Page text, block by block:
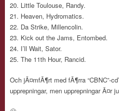
Little Toulouse, Randy.
Heaven, Hydromatics.
Da Strike, Millencolin.
Kick out the Jams, Entombed.
I’ll Wait, Sator.
The 11th Hour, Rancid.
Och jÃ¤mfÃ¶rt med fÃ¶rra “CBNC”-
upprepningar, men upprepningar Ã¤r